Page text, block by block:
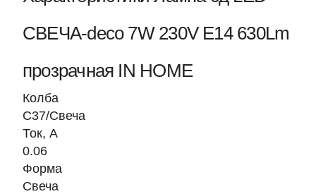
СВЕЧА-deco 7W 230V Е14 630Lm
прозрачная IN HOME
Колба
C37/Свеча
Ток, A
0.06
Форма
Свеча